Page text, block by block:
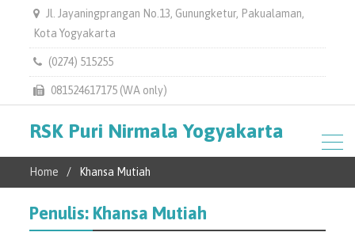
Jl. Jayaningprangan No.13, Gunungketur, Pakualaman,
Kota Yogyakarta
(0274) 515255
081524617175 (WA only)
RSK Puri Nirmala Yogyakarta
Home Khansa Mutiah
Penulis: Khansa Mutiah